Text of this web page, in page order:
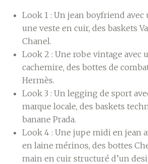
Look 1 : Un jean boyfriend avec
une veste en cuir, des baskets
Chanel.
Look 2 : Une robe vintage avec
cachemire, des bottes de
Hermès.
Look 3 : Un legging de sport
marque locale, des baskets
banane Prada.
Look 4 : Une jupe midi en jean
en laine mérinos, des bottes
main en cuir structuré d’un